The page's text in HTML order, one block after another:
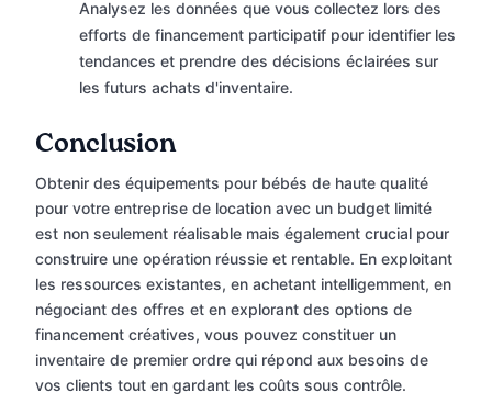
Analysez les données que vous collectez lors des
efforts de financement participatif pour identifier les
tendances et prendre des décisions éclairées sur
les futurs achats d'inventaire.
Conclusion
Obtenir des équipements pour bébés de haute qualité
pour votre entreprise de location avec un budget limité
est non seulement réalisable mais également crucial pour
construire une opération réussie et rentable. En exploitant
les ressources existantes, en achetant intelligemment, en
négociant des offres et en explorant des options de
financement créatives, vous pouvez constituer un
inventaire de premier ordre qui répond aux besoins de
vos clients tout en gardant les coûts sous contrôle.